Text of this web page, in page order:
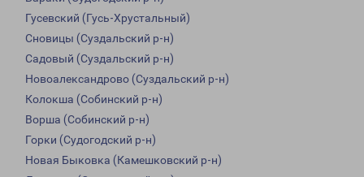
Гусевский (Гусь-Хрустальный)
Сновицы (Суздальский р-н)
Садовый (Суздальский р-н)
Новоалександрово (Суздальский р-н)
Колокша (Собинский р-н)
Ворша (Собинский р-н)
Горки (Судогодский р-н)
Новая Быковка (Камешковский р-н)